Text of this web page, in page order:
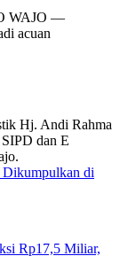
WAJO —
acuan
Dikumpulkan di
Rp17,5 Miliar,